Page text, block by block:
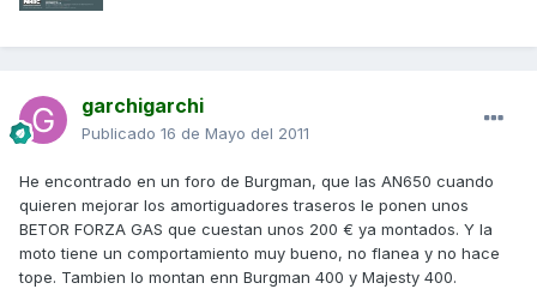
garchigarchi
Publicado 16 de Mayo del 2011
He encontrado en un foro de Burgman, que las AN650 cuando
quieren mejorar los amortiguadores traseros le ponen unos
BETOR FORZA GAS que cuestan unos 200 € ya montados. Y la
moto tiene un comportamiento muy bueno, no flanea y no hace
tope. Tambien lo montan enn Burgman 400 y Majesty 400.